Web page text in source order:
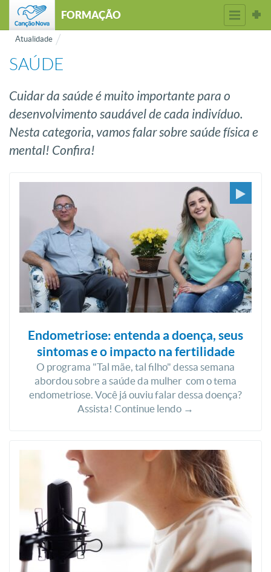
FORMAÇÃO
Atualidade
SAÚDE
Cuidar da saúde é muito importante para o
desenvolvimento saudável de cada indivíduo.
Nesta categoria, vamos falar sobre saúde física e
mental! Confira!
Endometriose: entenda a doença, seus
sintomas e o impacto na fertilidade
O programa "Tal mãe, tal filho" dessa semana
abordou sobre a saúde da mulher com o tema
endometriose. Você já ouviu falar dessa doença?
Assista! Continue lendo →